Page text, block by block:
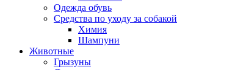
Одежда обувь
Средства по уходу за собакой
Химия
Шампуни
Животные
Грызуны